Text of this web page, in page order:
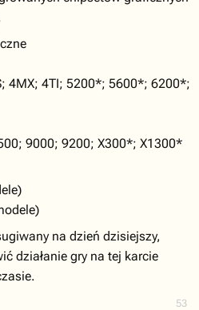
53
4MX; 4TI; 5200*; 5600*; 6200*;
9000; 9200; X300*; X1300*
na dzień dzisiejszy,
działanie gry na tej karcie